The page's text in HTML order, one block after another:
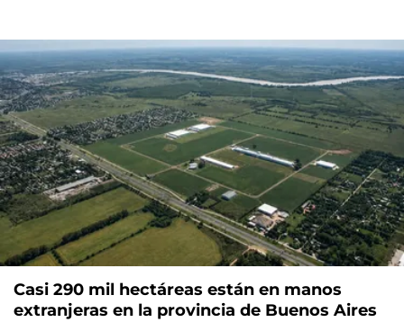
Casi 290 mil hectáreas están en manos
extranjeras en la provincia de Buenos Aires